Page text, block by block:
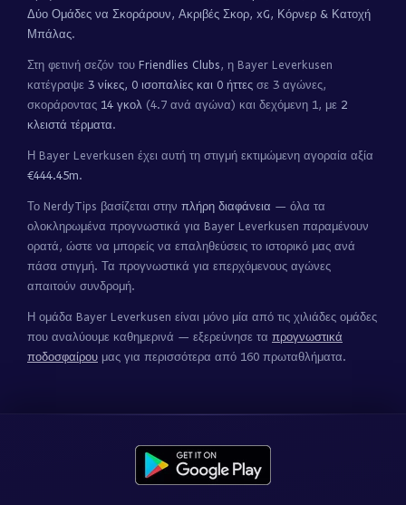
Δύο Ομάδες να Σκοράρουν, Ακριβές Σκορ, xG, Κόρνερ & Κατοχή
Μπάλας.
Στη φετινή σεζόν του Friendlies Clubs, η Bayer Leverkusen
κατέγραψε 3 νίκες, 0 ισοπαλίες και 0 ήττες σε 3 αγώνες,
σκοράροντας 14 γκολ (4.7 ανά αγώνα) και δεχόμενη 1, με 2
κλειστά τέρματα.
Η Bayer Leverkusen έχει αυτή τη στιγμή εκτιμώμενη αγοραία αξία
€444.45m.
Το NerdyTips βασίζεται στην πλήρη διαφάνεια — όλα τα
ολοκληρωμένα προγνωστικά για Bayer Leverkusen παραμένουν
ορατά, ώστε να μπορείς να επαληθεύσεις το ιστορικό μας ανά
πάσα στιγμή. Τα προγνωστικά για επερχόμενους αγώνες
απαιτούν συνδρομή.
Η ομάδα Bayer Leverkusen είναι μόνο μία από τις χιλιάδες ομάδες
που αναλύουμε καθημερινά — εξερεύνησε τα προγνωστικά
ποδοσφαίρου μας για περισσότερα από 160 πρωταθλήματα.